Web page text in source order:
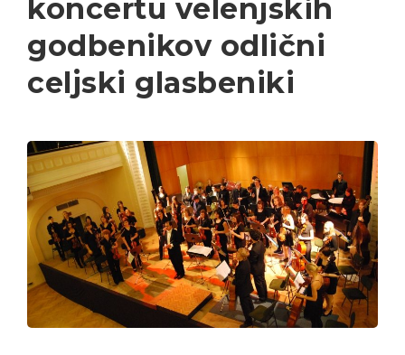
koncertu velenjskih
godbenikov odlični
celjski glasbeniki